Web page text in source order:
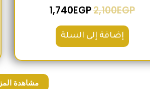
2,100EGP
1,740EGP
إضافة إلى السلة
مشاهدة